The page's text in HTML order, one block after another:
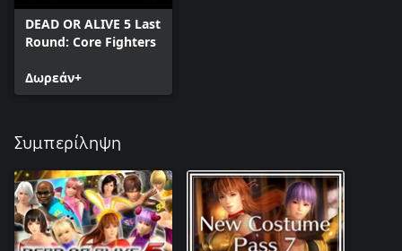
DEAD OR ALIVE 5 Last
Round: Core Fighters
Δωρεάν+
Συμπερίληψη